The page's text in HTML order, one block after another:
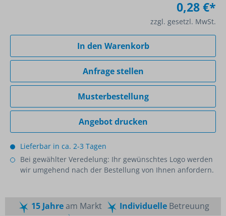
0,28 €*
zzgl. gesetzl. MwSt.
In den Warenkorb
Anfrage stellen
Musterbestellung
Angebot drucken
Lieferbar in ca. 2-3 Tagen
Bei gewählter Veredelung: Ihr gewünschtes Logo werden
wir umgehend nach der Bestellung von Ihnen anfordern.
15 Jahream Markt IndividuelleBetreuung